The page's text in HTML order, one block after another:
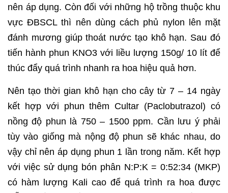
nên áp dụng. Còn đối với những hộ trồng thuộc khu
vực ĐBSCL thì nên dùng cách phủ nylon lên mặt
đánh mương giúp thoát nước tạo khô hạn. Sau đó
tiến hành phun KNO3 với liều lượng 150g/ 10 lít để
thúc đẩy quá trình nhanh ra hoa hiệu quả hơn.
Nên tạo thời gian khô hạn cho cây từ 7 – 14 ngày
kết hợp với phun thêm Cultar (Paclobutrazol) có
nồng độ phun là 750 – 1500 ppm. Cần lưu ý phải
tùy vào giống mà nộng độ phun sẽ khác nhau, do
vậy chỉ nên áp dụng phun 1 lần trong năm. Kết hợp
với việc sử dụng bón phân N:P:K = 0:52:34 (MKP)
có hàm lượng Kali cao để quá trình ra hoa được